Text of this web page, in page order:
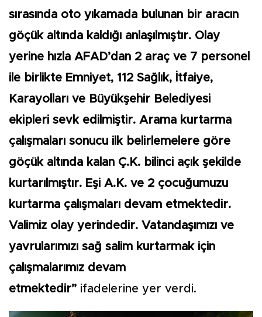
sırasında oto yıkamada bulunan bir aracın
göçük altında kaldığı anlaşılmıştır. Olay
yerine hızla AFAD’dan 2 araç ve 7 personel
ile birlikte Emniyet, 112 Sağlık, İtfaiye,
Karayolları ve Büyükşehir Belediyesi
ekipleri sevk edilmiştir. Arama kurtarma
çalışmaları sonucu ilk belirlemelere göre
göçük altında kalan Ç.K. bilinci açık şekilde
kurtarılmıştır. Eşi A.K. ve 2 çocuğumuzu
kurtarma çalışmaları devam etmektedir.
Valimiz olay yerindedir. Vatandaşımızı ve
yavrularımızı sağ salim kurtarmak için
çalışmalarımız devam
etmektedir” ifadelerine yer verdi.